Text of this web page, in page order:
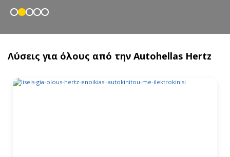
Λύσεις για όλους από την Autohellas Hertz